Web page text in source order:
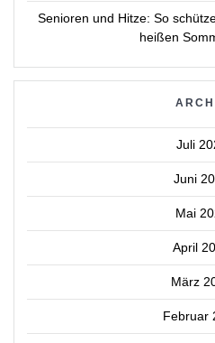
Senioren und Hitze: So
heißen
Juli
Juni
Mai
April
März
Februar